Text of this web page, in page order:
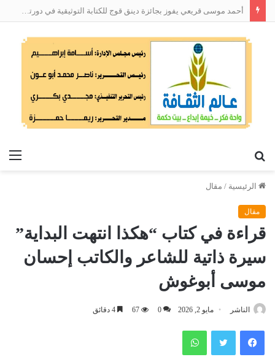
أحمد موسى قريعي يفوز بجائزة دينق قوج للكتابة التوثيقية في دورتها الأولى
الرئيسية / مقال
مقال
قراءة في كتاب “هكذا انتهت البداية”
سيرة ذاتية للشاعر والكاتب إحسان
موسى أبوغوش
الناشر مايو 2, 2026 0
67
فيسبوك تويتر واتساب